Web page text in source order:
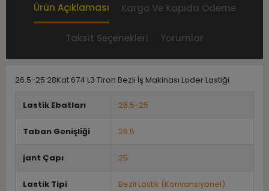
Ürün Açıklaması Kargo Ve Kapıda Ödeme
Taksit Seçenekleri Yorumlar
26.5-25 28Kat 674 L3 Tiron Bezli İş Makinası Loder Lastiği
Lastik Ebatları 26.5-25
Taban Genişliği 26.5
jant Çapı 25
Lastik Tipi Bezli Lastik (Konvansiyonel)